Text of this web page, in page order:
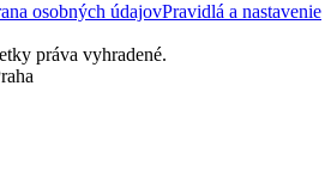
osobných údajovPravidlá a nastavenie
práva vyhradené.